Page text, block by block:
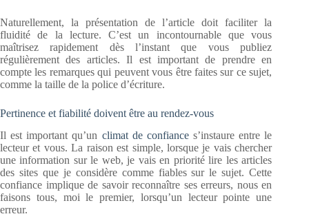
Naturellement, la présentation de l’article doit faciliter la
fluidité de la lecture. C’est un incontournable que vous
maîtrisez rapidement dès l’instant que vous publiez
régulièrement des articles. Il est important de prendre en
compte les remarques qui peuvent vous être faites sur ce sujet,
comme la taille de la police d’écriture.
Pertinence et fiabilité doivent être au rendez-vous
Il est important qu’un climat de confiances’instaure entre le
lecteur et vous. La raison est simple, lorsque je vais chercher
une information sur le web, je vais en priorité lire les articles
des sites que je considère comme fiables sur le sujet. Cette
confiance implique de savoir reconnaître ses erreurs, nous en
faisons tous, moi le premier, lorsqu’un lecteur pointe une
erreur.